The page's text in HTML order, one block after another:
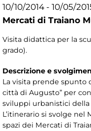
10/10/2014 - 10/05/
Mercati di Traiano
Visita didattica per la
grado).
Descrizione e
La visita prende spunto
città di Augusto” per
sviluppi urbanistici della
L’itinerario si svolge
spazi dei Mercati di